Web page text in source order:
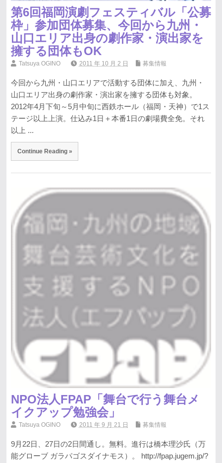
第6回福岡演劇フェスティバル「公募
枠」参加団体募集、今回から九州・
山口エリア出身の劇作家・演出家を
擁する団体もOK
Tatsuya OGINO 2011 年 10 月 2 日 募集情報
今回から九州・山口エリアで活動する団体に加え、九州・
山口エリア出身の劇作家・演出家を擁する団体も対象。
2012年4月下旬～5月中旬に西鉄ホール（福岡・天神）で1ス
テージ以上上演。仕込み1日＋本番1日の劇場費全免。それ
以上 ...
Continue Reading »
NPO法人FPAP「舞台で行う舞台メ
イクアップ勉強会」
Tatsuya OGINO 2011 年 9 月 21 日 募集情報
9月22日、27日の2日間通し。無料。進行は橋本理沙氏（万
能グローブ ガラパゴスダイナモス）。 http://fpap.jugem.jp/?